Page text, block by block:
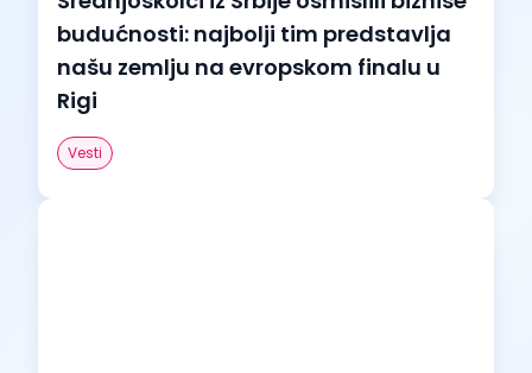
budućnosti: najbolji tim predstavlja
našu zemlju na evropskom finalu u
Rigi
Vesti